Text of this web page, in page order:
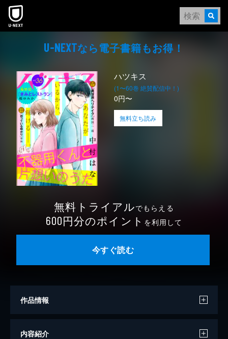
本文へスキップ
U-NEXTなら電⼦書籍もお得！
ハツキス
(1〜60巻 絶賛配信中！)
0円〜
無料立ち読み
無料トライアルでもらえる
600円分のポイント を利用して
今すぐ読む
作品情報
著者
内容紹介